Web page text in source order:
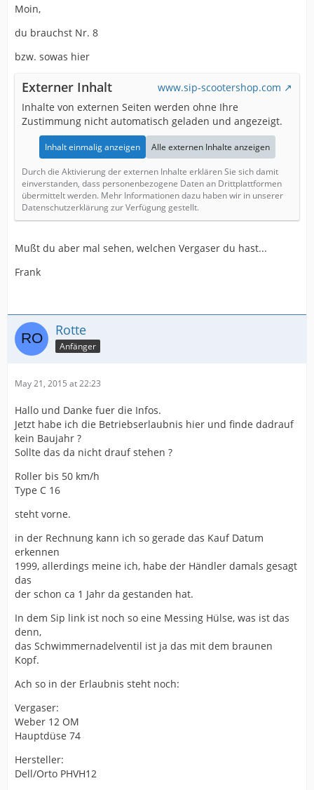
Moin,
du brauchst Nr. 8
bzw. sowas hier
Externer Inhalt
www.sip-scootershop.com
Inhalte von externen Seiten werden ohne Ihre
Zustimmung nicht automatisch geladen und angezeigt.
Inhalt einmalig anzeigen Alle externen Inhalte anzeigen
Durch die Aktivierung der externen Inhalte erklären Sie sich damit
einverstanden, dass personenbezogene Daten an Drittplattformen
übermittelt werden. Mehr Informationen dazu haben wir in unserer
Datenschutzerklärung zur Verfügung gestellt.
Mußt du aber mal sehen, welchen Vergaser du hast...
Frank
Rotte
Anfänger
May 21, 2015 at 22:23
Hallo und Danke fuer die Infos.
Jetzt habe ich die Betriebserlaubnis hier und finde dadrauf
kein Baujahr ?
Sollte das da nicht drauf stehen ?
Roller bis 50 km/h
Type C 16
steht vorne.
in der Rechnung kann ich so gerade das Kauf Datum
erkennen
1999, allerdings meine ich, habe der Händler damals gesagt
das
der schon ca 1 Jahr da gestanden hat.
In dem Sip link ist noch so eine Messing Hülse, was ist das
denn,
das Schwimmernadelventil ist ja das mit dem braunen
Kopf.
Ach so in der Erlaubnis steht noch:
Vergaser:
Weber 12 OM
Hauptdüse 74
Hersteller:
Dell/Orto PHVH12